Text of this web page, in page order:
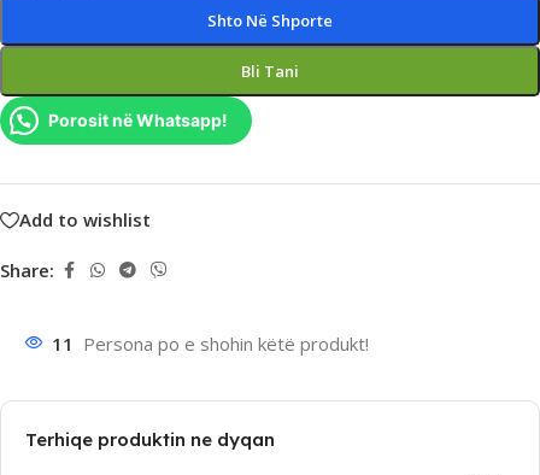
Shto Në Shporte
Bli Tani
Porosit në Whatsapp!
Add to wishlist
Share:
11 Persona po e shohin këtë produkt!
Terhiqe produktin ne dyqan